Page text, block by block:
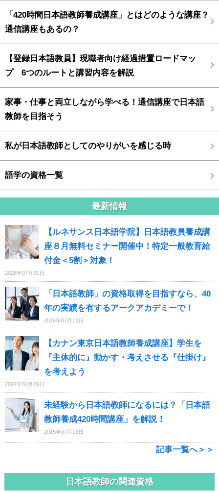
「420時間日本語教師養成講座」とはどのような講座？
通信講座もあるの？
【登録日本語教員】現職者向け経過措置ロードマッ
プ 6つのルートと講習内容を解説
家事・仕事と両立しながら学べる！通信講座で日本語
教師を目指そう
私が日本語教師としてのやりがいを感じる時
語学の資格一覧
最新情報
【ルネサンス日本語学院】日本語教員養成講
座８月無料セミナー開催中！特定一般教育給
付金＜5割＞対象！
2026年07月31日
「日本語教師」の資格取得を目指すなら、40
年の実績を有するアークアカデミーで！
2026年07月13日
【カナン東京日本語教師養成講座】学生を
『主体的に』動かす・考えさせる『仕掛け』
を考えよう
2024年02月09日
未経験から日本語教師になるには？「日本語
教師養成420時間講座」を解説！
2015年07月16日
記事一覧へ＞＞
日本語教師の関連資格